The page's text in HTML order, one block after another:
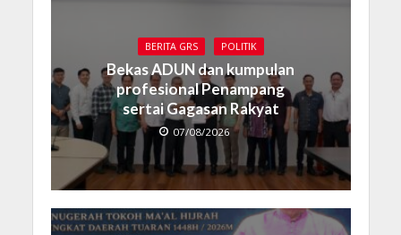
BERITA GRS POLITIK
Bekas ADUN dan kumpulan
profesional Penampang
sertai Gagasan Rakyat
07/08/2026